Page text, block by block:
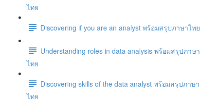
ไทย
Discovering if you are an analyst พร้อมสรุปภาษาไทย
Understanding roles in data analysis พร้อมสรุปภาษา
ไทย
Discovering skills of the data analyst พร้อมสรุปภาษา
ไทย